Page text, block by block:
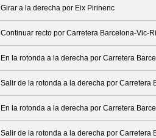
Girar a la derecha por Eix Pirinenc
Continuar recto por Carretera Barcelona-Vic-
En la rotonda a la derecha por Carretera
Salir de la rotonda a la derecha por Carretera
En la rotonda a la derecha por Carretera
Salir de la rotonda a la derecha por Carretera